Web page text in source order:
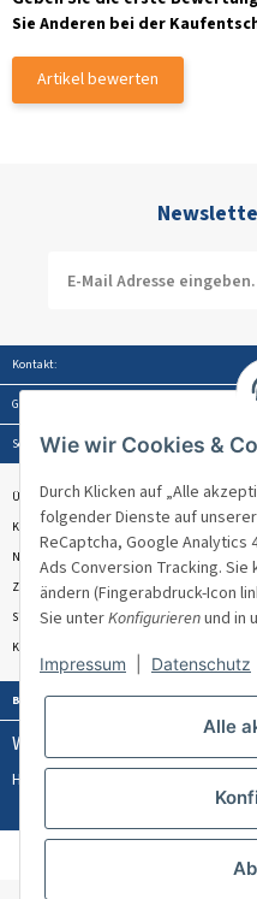
Sie Anderen bei der
Artikel bewerten
Kontakt:
Gesetzliche Informationen:
Service:
Über Venandi
Kontakt & Beratung
Newsletter
Zahlungsmöglichkeiten
Sitemap
Kundenbewertungen ★★★★★
Bezahlung:
Wissen & Ratgeber:
Hülsenlose Stretchfolie
Welches Umreifungsband für
Wie wir Cookies &
Durch Klicken auf „Alle
folgender Dienste auf
ReCaptcha, Google Analytics
Ads Conversion Tracking.
ändern (Fingerabdruck-Icon
Sie unterKonfigurierenund in
Impressum Datenschutz
Alle